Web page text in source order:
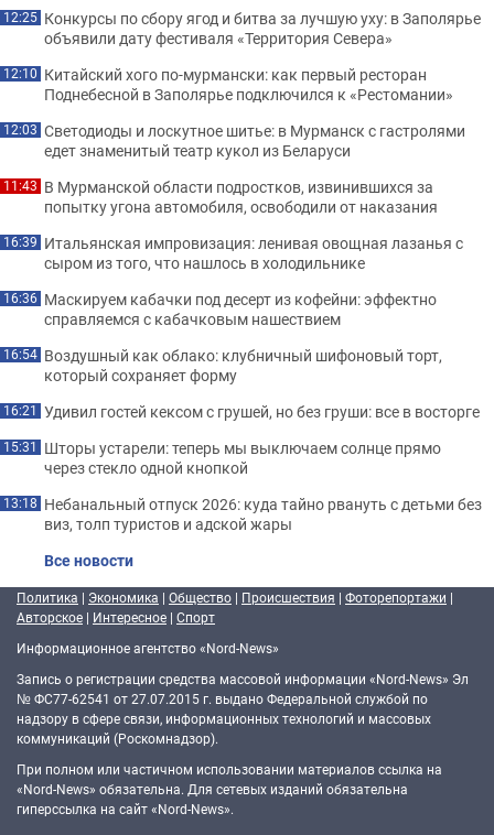
12:25 Конкурсы по сбору ягод и битва за лучшую уху: в Заполярье
объявили дату фестиваля «Территория Севера»
12:10 Китайский хого по-мурмански: как первый ресторан
Поднебесной в Заполярье подключился к «Рестомании»
12:03 Светодиоды и лоскутное шитье: в Мурманск с гастролями
едет знаменитый театр кукол из Беларуси
11:43 В Мурманской области подростков, извинившихся за
попытку угона автомобиля, освободили от наказания
16:39 Итальянская импровизация: ленивая овощная лазанья с
сыром из того, что нашлось в холодильнике
16:36 Маскируем кабачки под десерт из кофейни: эффектно
справляемся с кабачковым нашествием
16:54 Воздушный как облако: клубничный шифоновый торт,
который сохраняет форму
16:21 Удивил гостей кексом с грушей, но без груши: все в восторге
15:31 Шторы устарели: теперь мы выключаем солнце прямо
через стекло одной кнопкой
13:18 Небанальный отпуск 2026: куда тайно рвануть с детьми без
виз, толп туристов и адской жары
Все новости
Политика | Экономика | Общество | Происшествия | Фоторепортажи |
Авторское | Интересное | Спорт
Информационное агентство «Nord-News»
Запись о регистрации средства массовой информации «Nord-News» Эл
№ ФС77-62541 от 27.07.2015 г. выдано Федеральной службой по
надзору в сфере связи, информационных технологий и массовых
коммуникаций (Роскомнадзор).
При полном или частичном использовании материалов ссылка на
«Nord-News» обязательна. Для сетевых изданий обязательна
гиперссылка на сайт «Nord-News».